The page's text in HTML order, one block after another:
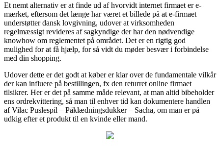
Et nemt alternativ er at finde ud af hvorvidt internet firmaet er e-
mærket, eftersom det længe har været et billede på at e-firmaet
understøtter dansk lovgivning, udover at virksomheden
regelmæssigt revideres af sagkyndige der har den nødvendige
knowhow om reglementet på området. Det er en rigtig god
mulighed for at få hjælp, for så vidt du møder besvær i forbindelse
med din shopping.
Udover dette er det godt at køber er klar over de fundamentale vilkår
der kan influere på bestillingen, fx den returret online firmaet
tilsikrer. Her er det på samme måde relevant, at man altid bibeholder
ens ordrekvittering, så man til enhver tid kan dokumentere handlen
af Vilac Puslespil – Påklædningsdukker – Sacha, om man er på
udkig efter et produkt til en kvinde eller mand.